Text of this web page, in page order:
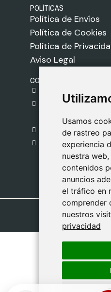
Usamos
de rastreo
experiencia
nuestra
contenidos
anuncios
el tráfico en
comprender
nuestros
privacidad
Usamos
de rastreo
experiencia
nuestra
contenidos
anuncios
el tráfico en
comprender
nuestros
privacidad
POLÍTICAS
Política de Envíos
Política de Cookies
Política de
Aviso Legal
CONTACTO
C. del Pradillo, 6,
Madrid
918 459 877
Lunes a Viernes
09:00 - 13:00